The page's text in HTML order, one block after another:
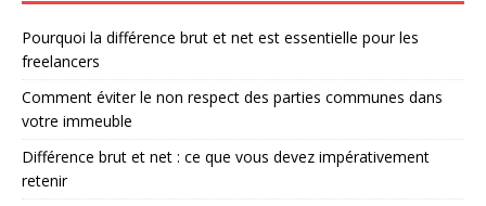
Pourquoi la différence brut et net est essentielle pour les
freelancers
Comment éviter le non respect des parties communes dans
votre immeuble
Différence brut et net : ce que vous devez impérativement
retenir